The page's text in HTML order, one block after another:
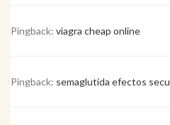
Pingback: viagra cheap online
Pingback: semaglutida efectos